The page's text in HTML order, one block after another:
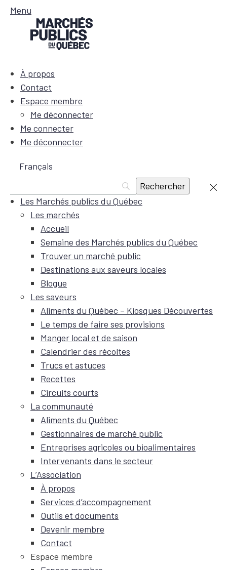
Menu
À propos
Contact
Espace membre
Me déconnecter
Me connecter
Me déconnecter
Français
Les Marchés publics du Québec
Les marchés
Accueil
Semaine des Marchés publics du Québec
Trouver un marché public
Destinations aux saveurs locales
Blogue
Les saveurs
Aliments du Québec – Kiosques Découvertes
Le temps de faire ses provisions
Manger local et de saison
Calendrier des récoltes
Trucs et astuces
Recettes
Circuits courts
La communauté
Aliments du Québec
Gestionnaires de marché public
Entreprises agricoles ou bioalimentaires
Intervenants dans le secteur
L’Association
À propos
Services d’accompagnement
Outils et documents
Devenir membre
Contact
Espace membre